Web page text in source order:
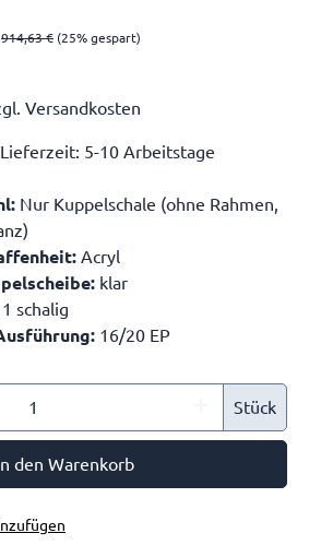
914,63 € (25% gespart)
Versandkosten
5-10 Arbeitstage
Nur Kuppelschale (ohne Rahmen,
Acryl
klar
1 schalig
16/20 EP
Stück
den Warenkorb